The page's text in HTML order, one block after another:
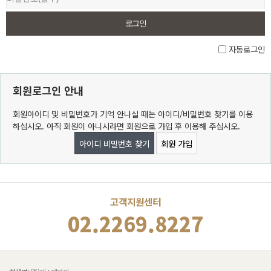
자동로그인
회원로그인 안내
회원아이디 및 비밀번호가 기억 안나실 때는 아이디/비밀번호 찾기를 이용
하십시오. 아직 회원이 아니시라면 회원으로 가입 후 이용해 주십시오.
아이디 비밀번호 찾기
회원 가입
고객지원센터
02.2269.8227